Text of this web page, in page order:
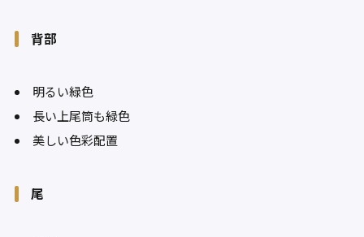
背部
明るい緑色
長い上尾筒も緑色
美しい色彩配置
尾